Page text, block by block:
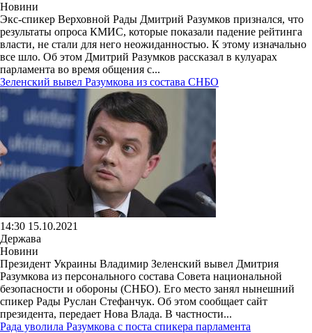
Новини
Экс-спикер Верховной Рады Дмитрий Разумков признался, что
результаты опроса КМИС, которые показали падение рейтинга
власти, не стали для него неожиданностью. К этому изначально
все шло. Об этом Дмитрий Разумков рассказал в кулуарах
парламента во время общения с...
Зеленский вывел Разумкова из состава СНБО
14:30 15.10.2021
Держава
Новини
Президент Украины Владимир Зеленский вывел Дмитрия
Разумкова из персонального состава Совета национальной
безопасности и обороны (СНБО). Его место занял нынешний
спикер Рады Руслан Стефанчук. Об этом сообщает сайт
президента, передает Нова Влада. В частности...
Рада уволила Разумкова с поста спикера парламента